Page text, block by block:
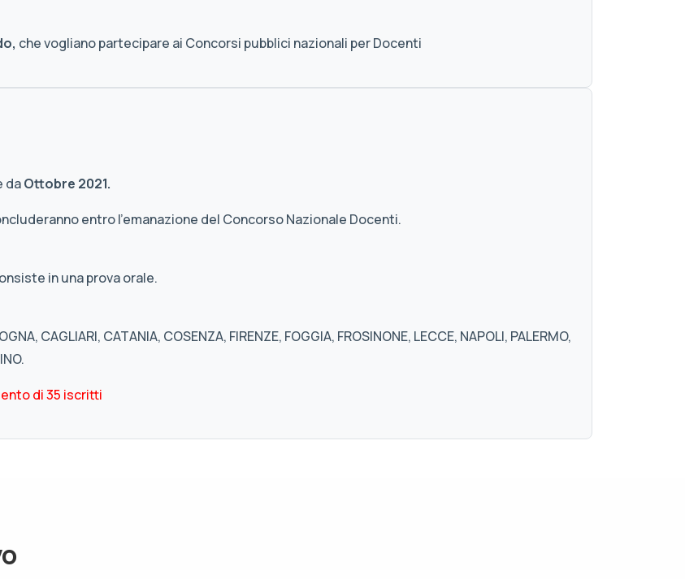
che vogliano partecipare ai Concorsi pubblici nazionali per Docenti
daOttobre 2021.
entro l’emanazione del Concorso Nazionale Docenti.
in una prova orale.
CAGLIARI, CATANIA, COSENZA, FIRENZE, FOGGIA, FROSINONE, LECCE, NAPOLI, PALERMO,
di 35 iscritti